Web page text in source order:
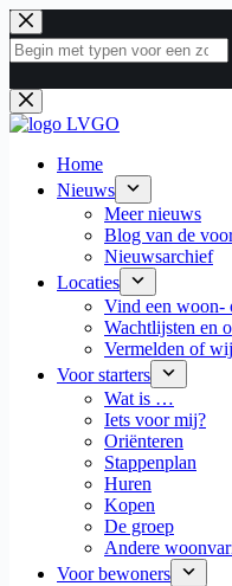
Ga
naar
de
Geen
resultaten
Home
Nieuws
Meer nieuws
Blog van de
Nieuwsarchief
Locaties
Vind een woon-
Wachtlijsten en
Vermelden of
Voor starters
Wat is …
Iets voor mij?
Oriënteren
Stappenplan
Huren
Kopen
De groep
Andere
Voor bewoners